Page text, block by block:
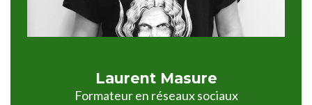
Laurent Masure
Formateur en réseaux sociaux